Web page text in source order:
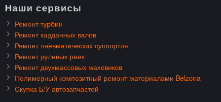
Наши сервисы
Ремонт турбин
Ремонт карданных валов
Ремонт пневматических суппортов
Ремонт рулевых реек
Ремонт двухмассовых маховиков
Полимерный композитный ремонт материалами Belzona
Скупка Б/У автозапчастей